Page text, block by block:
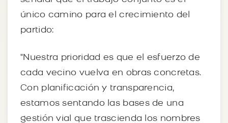
único camino para el crecimiento del
partido:
"Nuestra prioridad es que el esfuerzo de
cada vecino vuelva en obras concretas.
Con planificación y transparencia,
estamos sentando las bases de una
gestión vial que trascienda los nombres